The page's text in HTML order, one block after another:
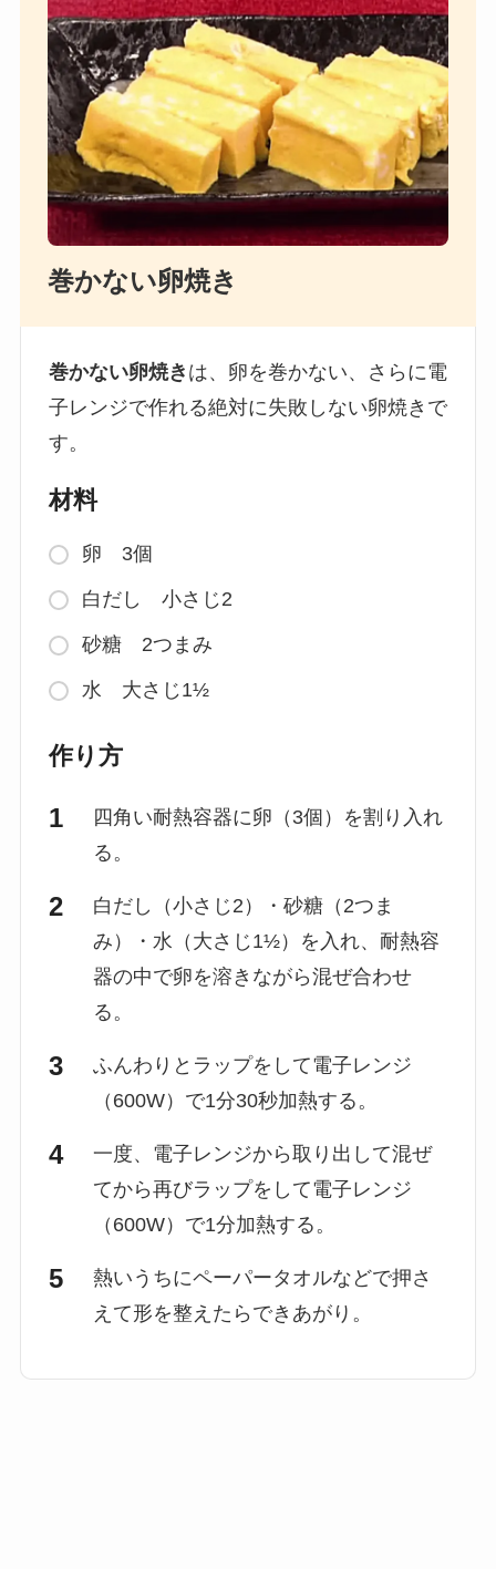
巻かない卵焼き
巻かない卵焼き は、卵を巻かない、さらに電
子レンジで作れる絶対に失敗しない卵焼きで
す。
材料
卵 3個
白だし 小さじ2
砂糖 2つまみ
水 大さじ1½
作り方
四角い耐熱容器に卵（3個）を割り入れ
る。
白だし（小さじ2）・砂糖（2つま
み）・水（大さじ1½）を入れ、耐熱容
器の中で卵を溶きながら混ぜ合わせ
る。
ふんわりとラップをして電子レンジ
（600W）で1分30秒加熱する。
一度、電子レンジから取り出して混ぜ
てから再びラップをして電子レンジ
（600W）で1分加熱する。
熱いうちにペーパータオルなどで押さ
えて形を整えたらできあがり。